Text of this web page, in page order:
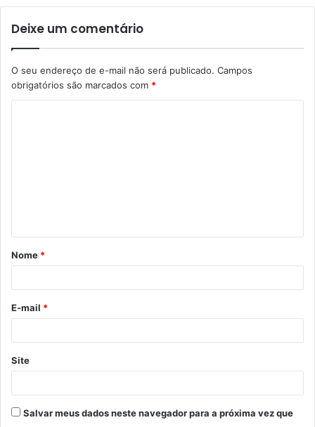
Deixe um comentário
O seu endereço de e-mail não será publicado. Campos
obrigatórios são marcados com *
á
r
*
Nome *
E-mail *
Site
Salvar meus dados neste navegador para a próxima vez que